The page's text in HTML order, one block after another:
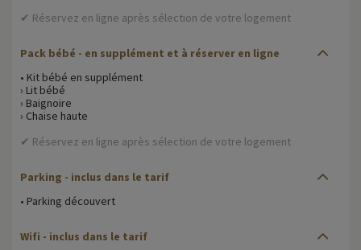
✔ Réservez en ligne après sélection de votre logement
Pack bébé - en supplément et à réserver en ligne
• Kit bébé en supplément
› Lit bébé
› Baignoire
› Chaise haute
✔ Réservez en ligne après sélection de votre logement
Parking - inclus dans le tarif
• Parking découvert
Wifi - inclus dans le tarif